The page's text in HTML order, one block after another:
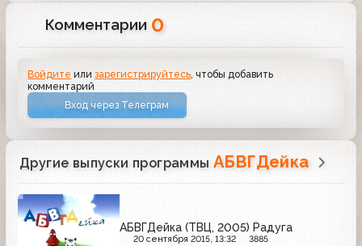
Комментарии 0
Войдите илизарегистрируйтесь , чтобы добавить
комментарий
Вход через Телеграм
Другие выпуски программы АБВГДейка
АБВГДейка (ТВЦ, 2005) Радуга
20 сентября 2015, 13:32 3885